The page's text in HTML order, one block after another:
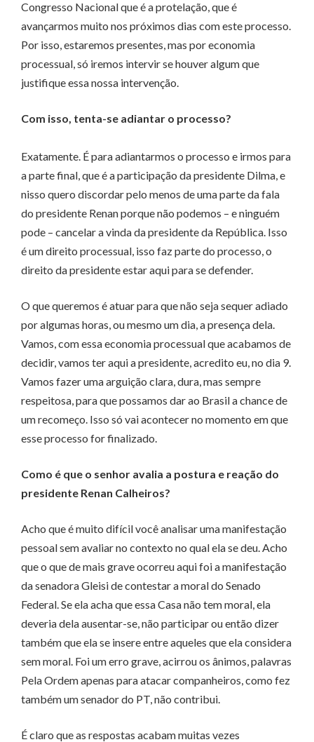
Congresso Nacional que é a protelação, que é
avançarmos muito nos próximos dias com este processo.
Por isso, estaremos presentes, mas por economia
processual, só iremos intervir se houver algum que
justifique essa nossa intervenção.
Com isso, tenta-se adiantar o processo?
Exatamente. É para adiantarmos o processo e irmos para
a parte final, que é a participação da presidente Dilma, e
nisso quero discordar pelo menos de uma parte da fala
do presidente Renan porque não podemos – e ninguém
pode – cancelar a vinda da presidente da República. Isso
é um direito processual, isso faz parte do processo, o
direito da presidente estar aqui para se defender.
O que queremos é atuar para que não seja sequer adiado
por algumas horas, ou mesmo um dia, a presença dela.
Vamos, com essa economia processual que acabamos de
decidir, vamos ter aqui a presidente, acredito eu, no dia 9.
Vamos fazer uma arguição clara, dura, mas sempre
respeitosa, para que possamos dar ao Brasil a chance de
um recomeço. Isso só vai acontecer no momento em que
esse processo for finalizado.
Como é que o senhor avalia a postura e reação do
presidente Renan Calheiros?
Acho que é muito difícil você analisar uma manifestação
pessoal sem avaliar no contexto no qual ela se deu. Acho
que o que de mais grave ocorreu aqui foi a manifestação
da senadora Gleisi de contestar a moral do Senado
Federal. Se ela acha que essa Casa não tem moral, ela
deveria dela ausentar-se, não participar ou então dizer
também que ela se insere entre aqueles que ela considera
sem moral. Foi um erro grave, acirrou os ânimos, palavras
Pela Ordem apenas para atacar companheiros, como fez
também um senador do PT, não contribui.
É claro que as respostas acabam muitas vezes